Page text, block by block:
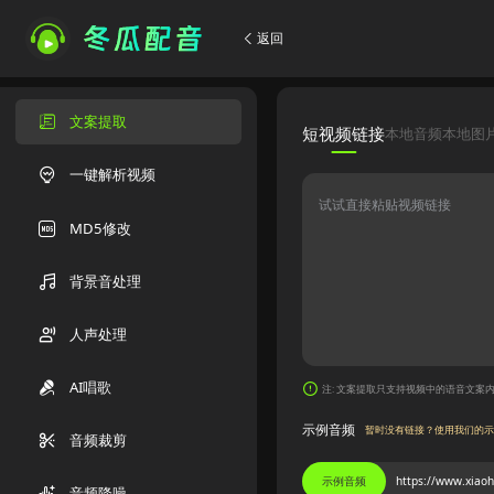
返回
文案提取
一键解析视频
MD5修改
背景音处理
人声处理
AI唱歌
音频裁剪
短视频链接本地音频本地图
注: 文案提取只支持视频中的语音文案
示例音频 暂时没有链接？使用我们的
示例音频